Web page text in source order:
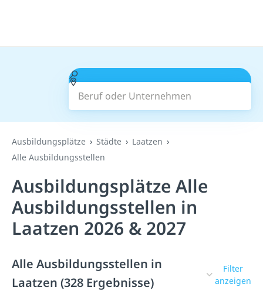
Beruf oder Unternehmen
Suchen
Ausbildungsplätze Städte
Laatzen
Alle Ausbildungsstellen
Ausbildungsplätze Alle
Ausbildungsstellen in
Laatzen 2026 & 2027
Alle Ausbildungsstellen in
Laatzen (328 Ergebnisse)
Filter
anzeigen